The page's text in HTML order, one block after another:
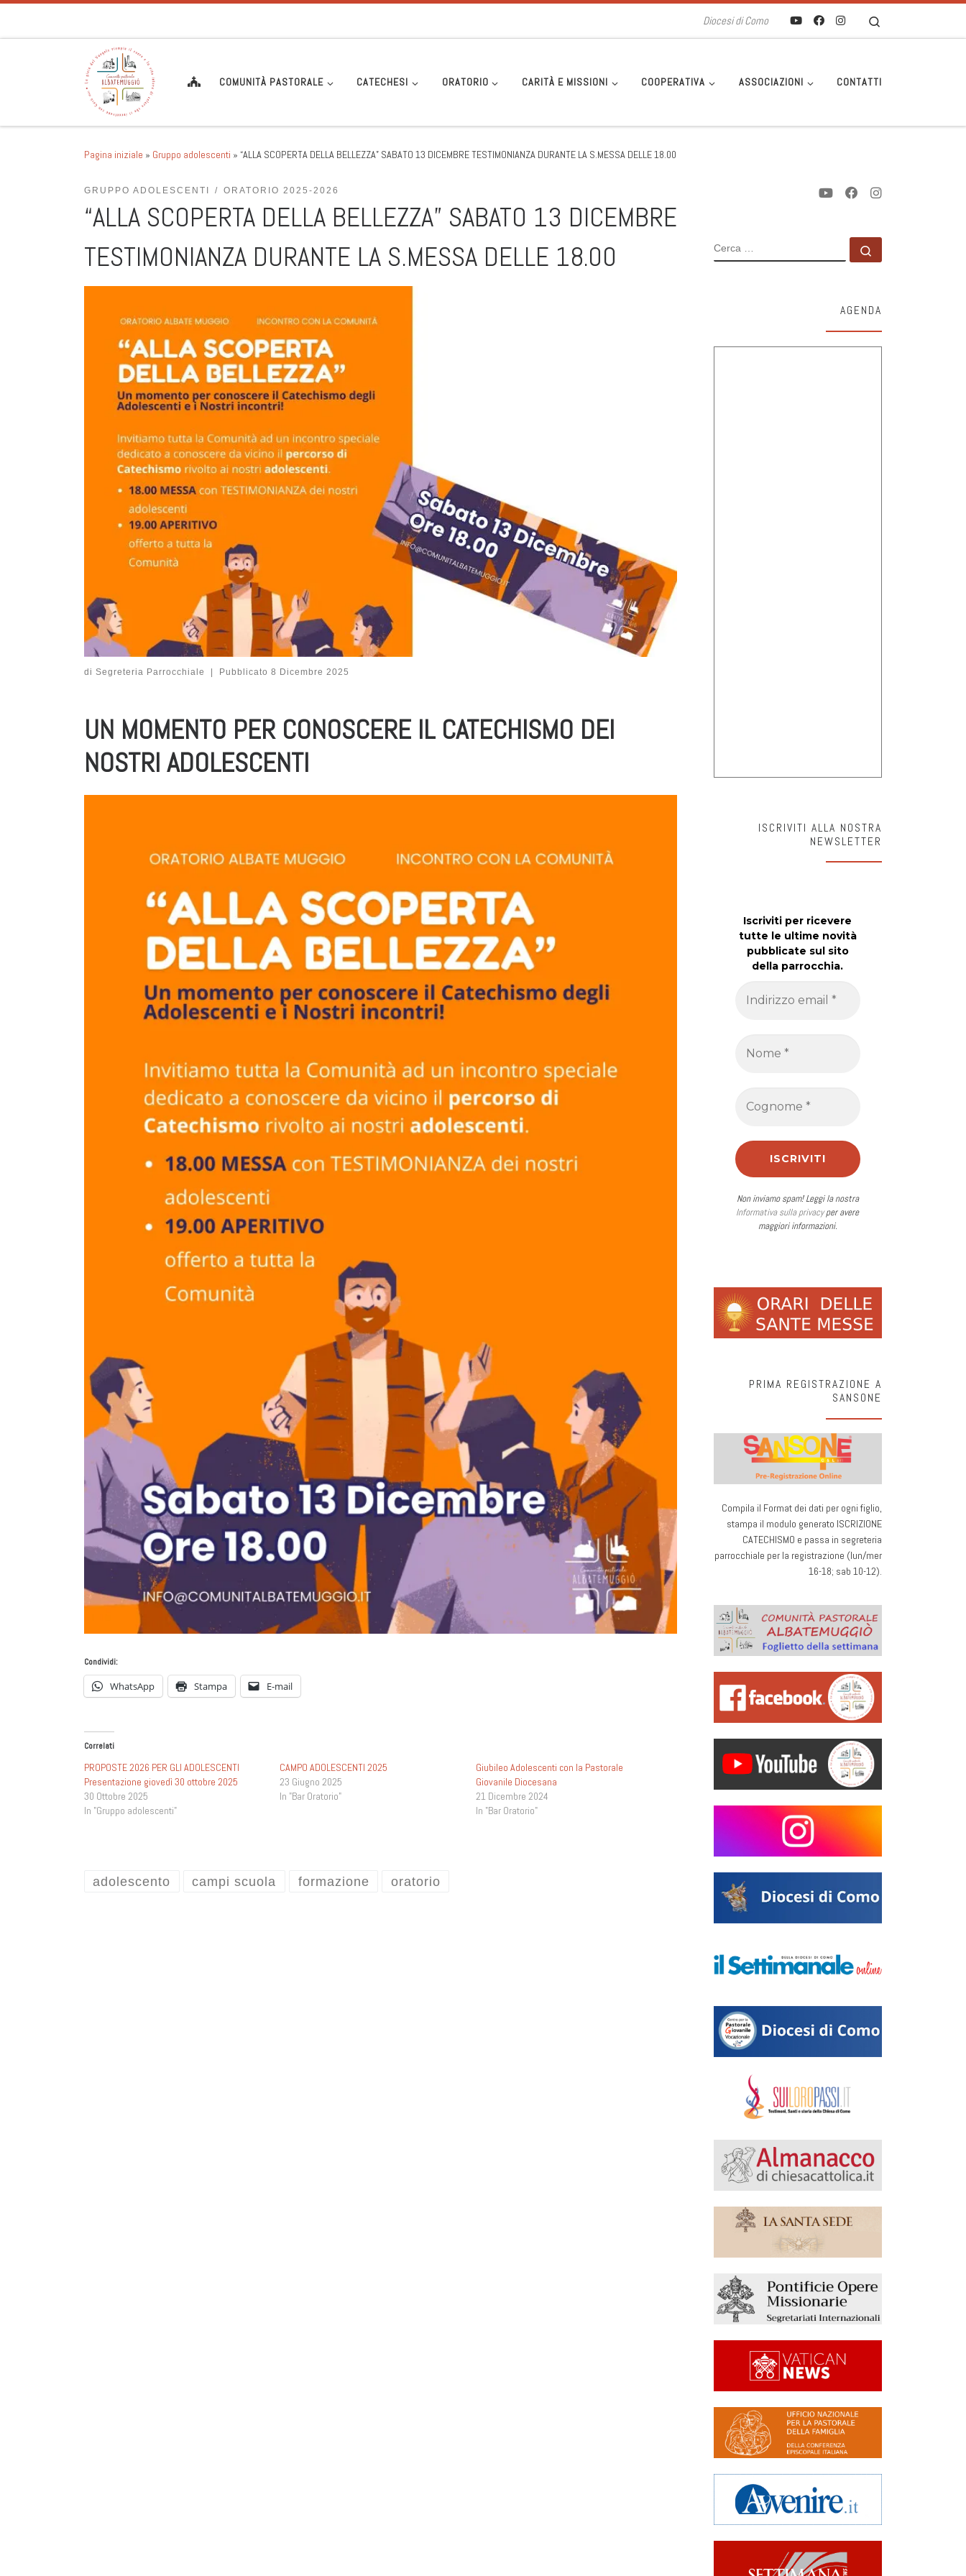
Diocesi di Como
COMUNITÀ PASTORALE CATECHESI ORATORIO CARITÀ E MISSIONI COOPERATIVA ASSOCIAZIONI CONTATTI
Pagina iniziale » Gruppo adolescenti » “ALLA SCOPERTA DELLA BELLEZZA” SABATO 13 DICEMBRE TESTIMONIANZA DURANTE LA S.MESSA DELLE 18.00
GRUPPO ADOLESCENTI ORATORIO 2025-2026
“ALLA SCOPERTA DELLA BELLEZZA” SABATO 13 DICEMBRE
TESTIMONIANZA DURANTE LA S.MESSA DELLE 18.00
di Segreteria Parrocchiale Pubblicato 8 Dicembre 2025
UN MOMENTO PER CONOSCERE IL CATECHISMO DEI
NOSTRI ADOLESCENTI
Condividi:
WhatsApp Stampa E-mail
Correlati
PROPOSTE 2026 PER GLI ADOLESCENTI
Presentazione giovedì 30 ottobre 2025
30 Ottobre 2025
In "Gruppo adolescenti"
CAMPO ADOLESCENTI 2025
23 Giugno 2025
In "Bar Oratorio"
Giubileo Adolescenti con la Pastorale
Giovanile Diocesana
21 Dicembre 2024
In "Bar Oratorio"
adolescento campi scuola formazione oratorio
CERCA
AGENDA
ISCRIVITI ALLA NOSTRA
NEWSLETTER
Iscriviti per ricevere
tutte le ultime novità
pubblicate sul sito
della parrocchia.
Non inviamo spam! Leggi la nostra
Informativa sulla privacyper avere
maggiori informazioni.
PRIMA REGISTRAZIONE A
SANSONE
Compila il Format dei dati per ogni figlio,
stampa il modulo generato ISCRIZIONE
CATECHISMO e passa in segreteria
parrocchiale per la registrazione (lun/mer
16-18; sab 10-12).